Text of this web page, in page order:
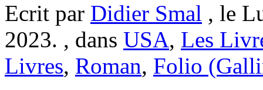
Ecrit par Didier Smal , le
2023. , dans USA, Les
Livres, Roman, Folio